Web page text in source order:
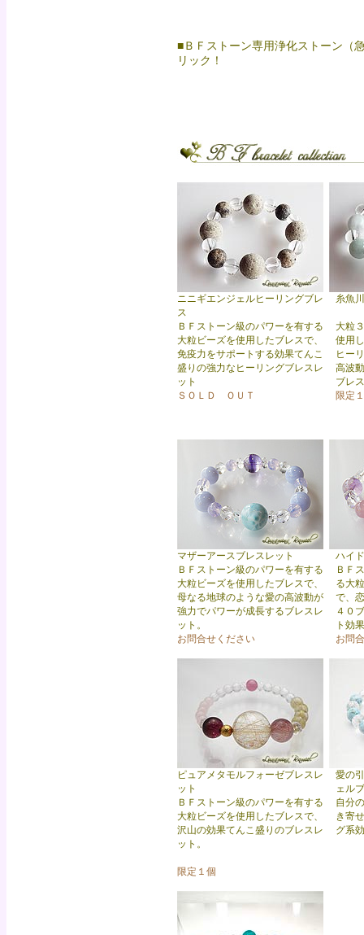
■ＢＦストーン専用浄化ストーン（
リック！
ニニギエンジェルヒーリングブレ
ス
糸魚
ＢＦストーン級のパワーを有する
大粒ビーズを使用したブレスで、
免疫力をサポートする効果てんこ
盛りの強力なヒーリングブレスレ
ット
大粒
使用
ヒー
高波
ブレ
ＳＯＬＤ ＯＵＴ
限定
マザーアースブレスレット
ハイ
ＢＦストーン級のパワーを有する
大粒ビーズを使用したブレスで、
母なる地球のような愛の高波動が
強力でパワーが成長するブレスレ
ット。
ＢＦ
る大
で、
４０
ト効
お問合せください
お問
ピュアメタモルフォーゼブレスレ
ット
愛の
ェル
ＢＦストーン級のパワーを有する
大粒ビーズを使用したブレスで、
沢山の効果てんこ盛りのブレスレ
ット。
自分
き寄
グ系
限定１個